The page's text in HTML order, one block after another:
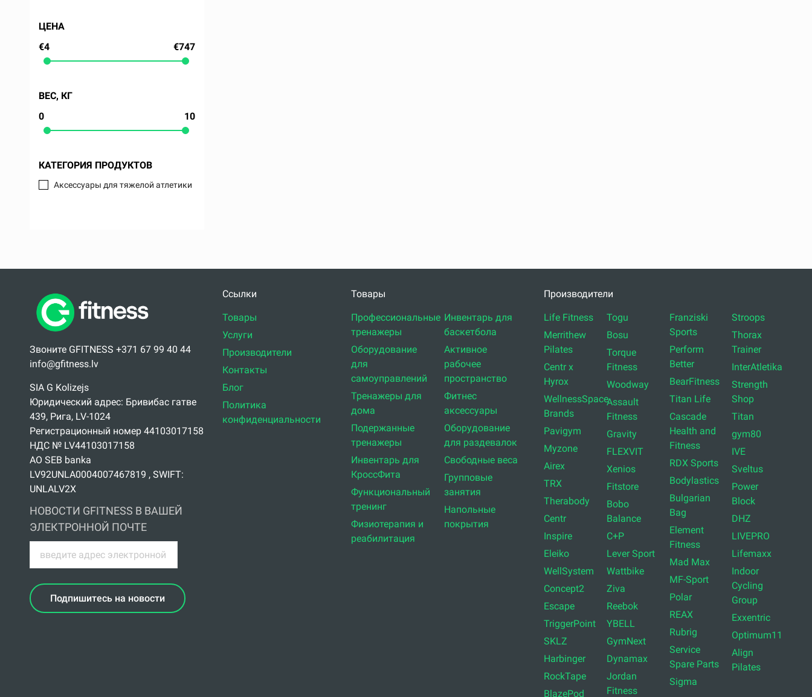
ЦЕНА
€4
€747
ВЕС, КГ
0
10
КАТЕГОРИЯ ПРОДУКТОВ
Аксессуары для тяжелой атлетики
Звоните GFITNESS +371 67 99 40 44
info@gfitness.lv
SIA G Kolizejs
Юридический адрес: Бривибас гатве
439, Рига, LV-1024
Регистрационный номер 44103017158
НДС № LV44103017158
АО SEB banka
LV92UNLA0004007467819 , SWIFT:
UNLALV2X
НОВОСТИ GFITNESS В ВАШЕЙ
ЭЛЕКТРОННОЙ ПОЧТЕ
Подпишитесь на новости
Ссылки
Товары
Услуги
Производители
Контакты
Блог
Политика
конфиденциальности
Товары
Профессиональные
тренажеры
Оборудование
для
самоуправлений
Тренажеры для
дома
Подержанные
тренажеры
Инвентарь для
КроссФита
Функциональный
тренинг
Физиотерапия и
реабилитация
Инвентарь для
баскетбола
Активное
рабочее
пространство
Фитнес
аксессуары
Оборудование
для раздевалок
Свободные веса
Групповые
занятия
Напольные
покрытия
Производители
Life Fitness
Merrithew
Pilates
Centr x
Hyrox
WellnessSpace
Brands
Pavigym
Myzone
Airex
TRX
Therabody
Centr
Inspire
Eleiko
WellSystem
Concept2
Escape
TriggerPoint
SKLZ
Harbinger
RockTape
BlazePod
Togu
Bosu
Torque
Fitness
Woodway
Assault
Fitness
Gravity
FLEXVIT
Xenios
Fitstore
Bobo
Balance
C+P
Lever Sport
Wattbike
Ziva
Reebok
YBELL
GymNext
Dynamax
Jordan
Fitness
Franziski
Sports
Perform
Better
BearFitness
Titan Life
Cascade
Health and
Fitness
RDX Sports
Bodylastics
Bulgarian
Bag
Element
Fitness
Mad Max
MF-Sport
Polar
REAX
Rubrig
Service
Spare Parts
Sigma
Stroops
Thorax
Trainer
InterAtletika
Strength
Shop
Titan
gym80
IVE
Sveltus
Power
Block
DHZ
LIVEPRO
Lifemaxx
Indoor
Cycling
Group
Exxentric
Optimum11
Align
Pilates